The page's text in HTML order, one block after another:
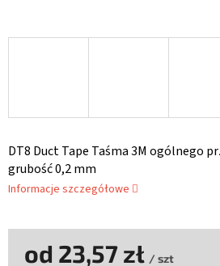
DT8 Duct Tape Taśma 3M ogólnego
grubość 0,2 mm
Informacje szczegółowe
od 23,57 zł / szt